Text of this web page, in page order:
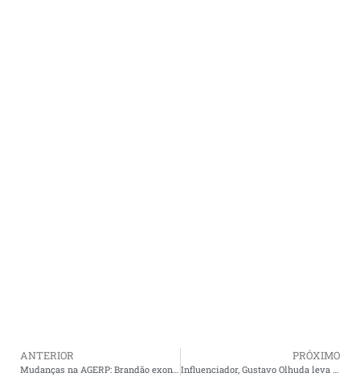
ANTERIOR
Mudanças na AGERP: Brandão exonera Sandro Montenegro e nomeia nova dirigente
PRÓXIMO
Influenciador, Gustavo Olhuda leva o nome de Cururupu ao topo e vence reality show em Barreirinhas